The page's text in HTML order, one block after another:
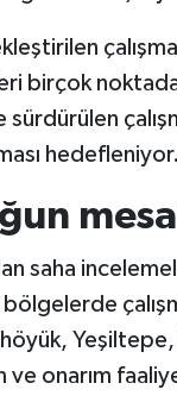
birçok
saha
ve onarım